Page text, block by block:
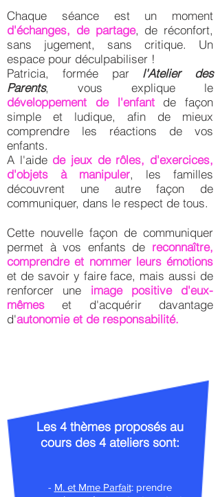
Chaque séance est un moment
d'échanges, de partage, de réconfort,
sans jugement, sans critique. Un
espace pour déculpabiliser !
Patricia, formée par l'Atelier des
Parents, vous explique le
développement de l'enfant de façon
simple et ludique, afin de mieux
comprendre les réactions de vos
enfants.
A l'aide de jeux de rôles, d'exercices,
d'objets à manipuler, les familles
découvrent une autre façon de
communiquer, dans le respect de tous.
Cette nouvelle façon de communiquer
permet à vos enfants de reconnaître,
comprendre et nommer leurs émotions
et de savoir y faire face, mais aussi de
renforcer une image positive d'eux-
mêmes et d'acquérir davantage
d'autonomie et de responsabilité.
Les 4 thèmes proposés au
cours des 4 ateliers sont:
​- M. et Mme Parfait: prendre